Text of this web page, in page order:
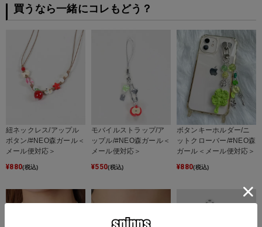
買うなら一緒にコレもどう？
紐ネックレス/アップル
ボタン/#NEO森ガール＜
メール便対応＞
¥880(税込)
モバイルストラップ/ア
ップル/#NEO森ガール＜
メール便対応＞
¥550(税込)
ボタンキーホルダー/ニ
ットクローバー/#NEO森
ガール＜メール便対応＞
¥880(税込)